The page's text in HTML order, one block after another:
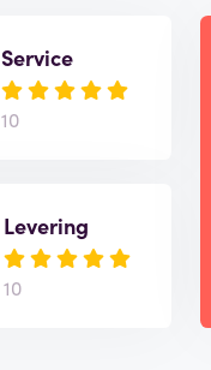
Service
10
Levering
10